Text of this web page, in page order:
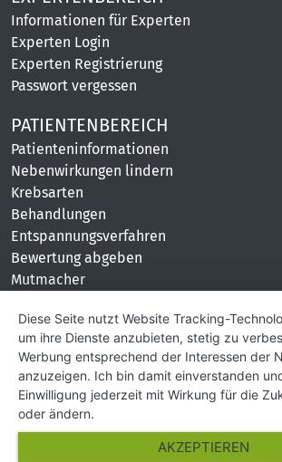
Informationen für Experten
Experten Login
Experten Registrierung
Passwort vergessen
PATIENTENBEREICH
Patienteninformationen
Nebenwirkungen lindern
Krebsarten
Behandlungen
Entspannungsverfahren
Bewertung abgeben
Mutmacher
KONTAKT
Impressum
Hilfe und Kontakt
Partner
Presse
Über Uns
Diese Seite nutzt Website Tracking-
um ihre Dienste anzubieten, stetig zu
Werbung entsprechend der Interessen der
anzuzeigen. Ich bin damit einverstanden
Einwilligung jederzeit mit Wirkung für die
oder ändern.
AKZEPTIEREN